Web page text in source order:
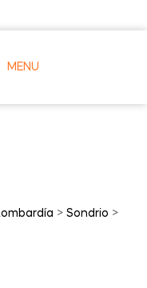
MENU
> Sondrio >